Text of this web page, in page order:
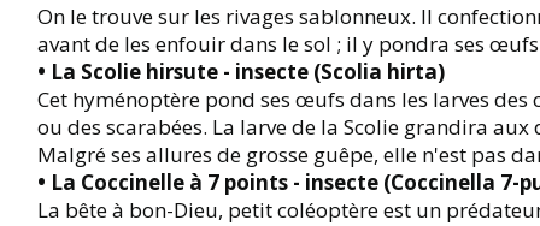
On le trouve sur les rivages sablonneux. Il
avant de les enfouir dans le sol ; il y pondra ses
• La Scolie hirsute - insecte (Scolia hirta)
Cet hyménoptère pond ses œufs dans les larves des
ou des scarabées. La larve de la Scolie grandira aux
Malgré ses allures de grosse guêpe, elle n'est pas
• La Coccinelle à 7 points - insecte (Coccinella 7-
La bête à bon-Dieu, petit coléoptère est un